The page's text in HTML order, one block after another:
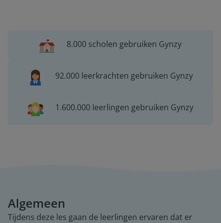
8.000 scholen gebruiken Gynzy
92.000 leerkrachten gebruiken Gynzy
1.600.000 leerlingen gebruiken Gynzy
Algemeen
Tijdens deze les gaan de leerlingen ervaren dat er